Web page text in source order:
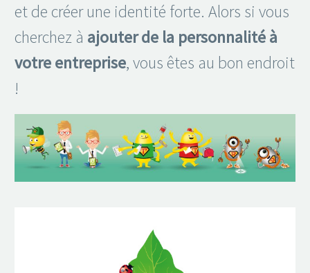
et de créer une identité forte. Alors si vous
cherchez à ajouter de la personnalité à
votre entreprise, vous êtes au bon endroit
!